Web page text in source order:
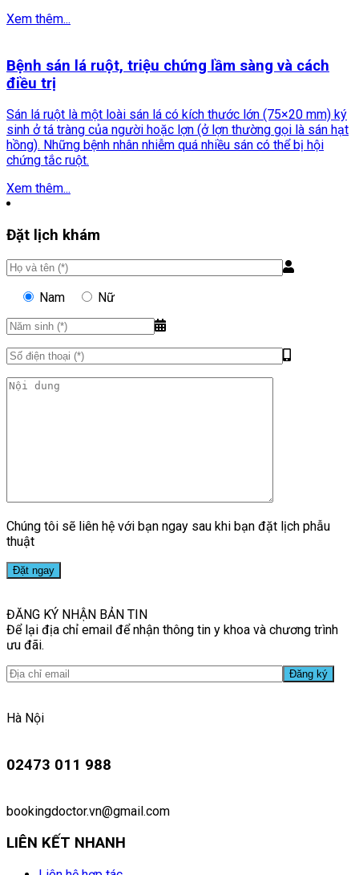
Xem thêm...
Bệnh sán lá ruột, triệu chứng lầm sàng và cách
điều trị
Sán lá ruột là một loài sán lá có kích thước lớn (75×20 mm) ký
sinh ở tá tràng của người hoặc lợn (ở lợn thường gọi là sán hạt
hồng). Những bệnh nhân nhiễm quá nhiều sán có thể bị hội
chứng tắc ruột.
Xem thêm...
Đặt lịch khám
Nam Nữ
Chúng tôi sẽ liên hệ với bạn ngay sau khi bạn đặt lịch phẫu
thuật
ĐĂNG KÝ NHẬN BẢN TIN
Để lại địa chỉ email để nhận thông tin y khoa và chương trình
ưu đãi.
Hà Nội
02473 011 988
bookingdoctor.vn@gmail.com
LIÊN KẾT NHANH